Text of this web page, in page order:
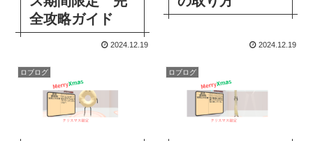
全攻略ガイド
2024.12.19 2024.12.19
ロブログ ロブログ